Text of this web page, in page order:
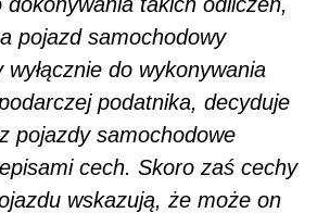
pojazd samochodowy
do wykonywania
podatnika, decyduje
pojazdy samochodowe
cech. Skoro zaś cechy
wskazują, że może on